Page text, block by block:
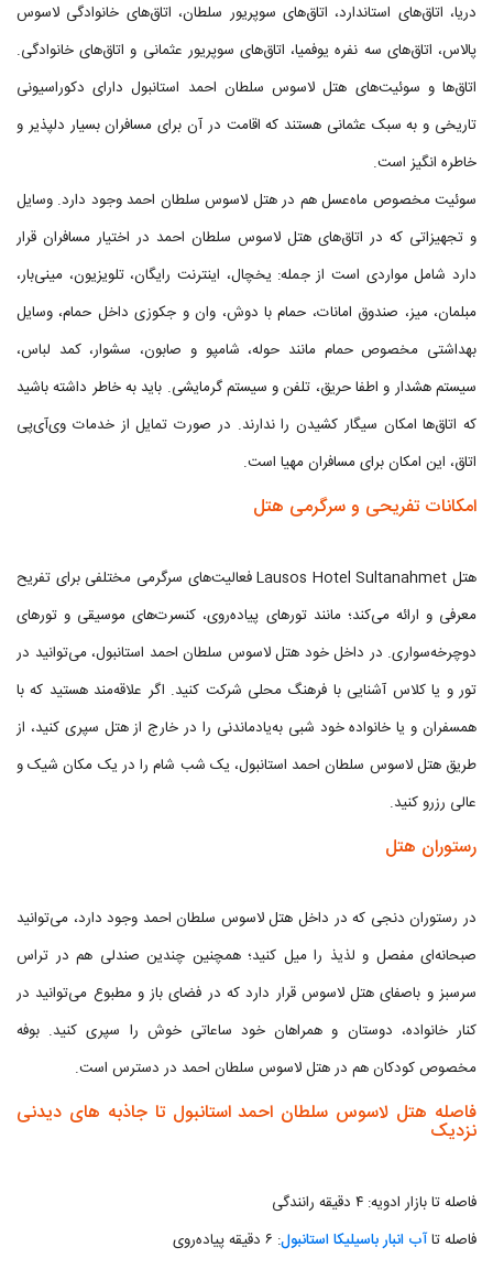
دریا، اتاق‌های استاندارد، اتاق‌های سوپریور سلطان، اتاق‌های خانوادگی لاسوس
پالاس، اتاق‌های سه نفره یوفمیا، اتاق‌های سوپریور عثمانی و اتاق‌های خانوادگی.
اتاق‌ها و سوئیت‌های هتل لاسوس سلطان احمد استانبول دارای دکوراسیونی
تاریخی و به سبک عثمانی هستند که اقامت در آن برای مسافران بسیار دلپذیر و
خاطره انگیز است.
سوئیت مخصوص ماه‌عسل هم در هتل لاسوس سلطان احمد وجود دارد. وسایل
و تجهیزاتی که در اتاق‌های هتل لاسوس سلطان احمد در اختیار مسافران قرار
دارد شامل مواردی است از جمله: یخچال، اینترنت رایگان، تلویزیون، مینی‌بار،
مبلمان، میز، صندوق امانات، حمام با دوش، وان و جکوزی داخل حمام، وسایل
بهداشتی مخصوص حمام مانند حوله، شامپو و صابون، سشوار، کمد لباس،
سیستم هشدار و اطفا حریق، تلفن و سیستم گرمایشی. باید به خاطر داشته باشید
که اتاق‌ها امکان سیگار کشیدن را ندارند. در صورت تمایل از خدمات وی‌آی‌پی
اتاق، این امکان برای مسافران مهیا است.
امکانات تفریحی و سرگرمی هتل
هتل Lausos Hotel Sultanahmet فعالیت‌های سرگرمی مختلفی برای تفریح
معرفی و ارائه می‌کند؛ مانند تورهای پیاده‌روی، کنسرت‌های موسیقی و تورهای
دوچرخه‌سواری. در داخل خود هتل لاسوس سلطان احمد استانبول، می‌توانید در
تور و یا کلاس‌‌ آشنایی با فرهنگ محلی شرکت کنید. اگر علاقه‌مند هستید که با
همسفران و یا خانواده خود شبی به‌یادماندنی را در خارج از هتل سپری کنید، از
طریق هتل لاسوس سلطان احمد استانبول، یک شب شام را در یک مکان شیک و
عالی رزرو کنید.
رستوران هتل
در رستوران دنجی که در داخل هتل لاسوس سلطان احمد وجود دارد، می‌توانید
صبحانه‌ای مفصل و لذیذ را میل کنید؛ همچنین چندین صندلی هم در تراس
سرسبز و باصفای هتل لاسوس قرار دارد که در فضای باز و مطبوع می‌توانید در
کنار خانواده، دوستان و همراهان خود ساعاتی خوش را سپری کنید. بوفه
مخصوص کودکان هم در هتل لاسوس سلطان احمد در دسترس است.
فاصله هتل لاسوس سلطان احمد استانبول تا جاذبه های دیدنی
نزدیک
فاصله تا بازار ادویه: ۴ دقیقه رانندگی
فاصله تاآب انبار باسیلیکا استانبول: ۶ دقیقه پیاده‌روی